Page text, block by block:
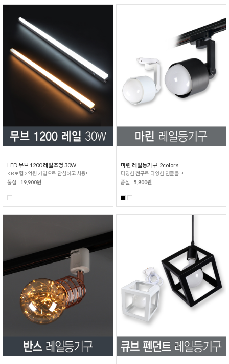
LED 무브 1200 레일조명 30W
KB보험 2억원 가입으로 안심하고 사용!
품절
19,900원
마린 레일등기구_2colors
다양한 전구로 다양한 연출을~!
품절
5,800원